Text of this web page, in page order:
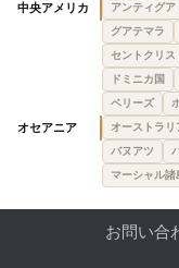
中央アメリカ アンティグ
グアテマラ
セントクリス
ドミニカ国
ベリーズ
オセアニア オーストラリ
バヌアツ
マーシャル諸
お問い合